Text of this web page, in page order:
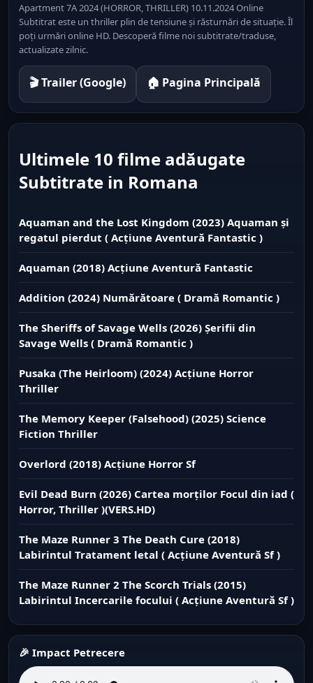
Apartment 7A 2024 (HORROR, THRILLER) 10.11.2024 Online
Subtitrat este un thriller plin de tensiune și răsturnări de situație. Îl
poți urmări online HD. Descoperă filme noi subtitrate/traduse,
actualizate zilnic.
🎬 Trailer (Google) 🏠 Pagina Principală
Ultimele 10 filme adăugate
Subtitrate in Romana
Aquaman and the Lost Kingdom (2023) Aquaman și
regatul pierdut ( Acțiune Aventură Fantastic )
Aquaman (2018) Acțiune Aventură Fantastic
Addition (2024) Numărătoare ( Dramă Romantic )
The Sheriffs of Savage Wells (2026) Șerifii din
Savage Wells ( Dramă Romantic )
Pusaka (The Heirloom) (2024) Acțiune Horror
Thriller
The Memory Keeper (Falsehood) (2025) Science
Fiction Thriller
Overlord (2018) Acțiune Horror Sf
Evil Dead Burn (2026) Cartea morților Focul din iad (
Horror, Thriller )(VERS.HD)
The Maze Runner 3 The Death Cure (2018)
Labirintul Tratament letal ( Acțiune Aventură Sf )
The Maze Runner 2 The Scorch Trials (2015)
Labirintul Incercarile focului ( Acțiune Aventură Sf )
🎉 Impact Petrecere